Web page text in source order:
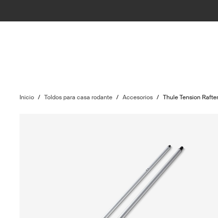
Inicio / Toldos para casa rodante / Accesorios / Thule Tension